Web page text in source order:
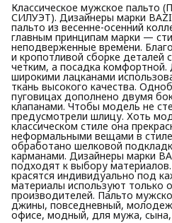
Классическое мужское
СИЛУЭТ). Дизайнеры марки
пальто из весенне-осенний
главным принципам марки —
неподверженные времени.
и кропотливой сборке деталей
четким, а посадка
широкими лацканами
ткань высокого качества.
пуговицах дополнено двумя
клапанами. Чтобы модель не
предусмотрели шлицу. Хоть
классическом стиле она
неформальными вещами в
обработано шелковой
карманами. Дизайнеры марки
подходят к выбору
красятся индивидуально под
материалы используют только
производителей. Пальто
джины, повседневный,
офисе, модный, для мужа, сына,